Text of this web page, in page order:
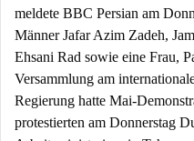
meldete BBC Persian am
Männer Jafar Azim Zadeh,
Ehsani Rad sowie eine Frau,
Versammlung am
Regierung hatte Mai-
protestierten am Donnerstag